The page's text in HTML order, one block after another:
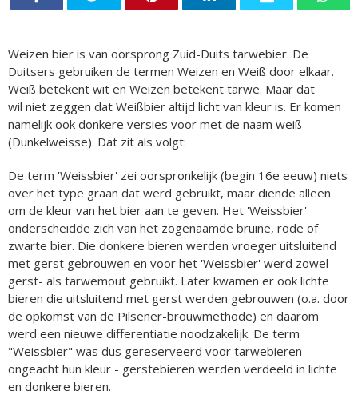
Weizen bier is van oorsprong Zuid-Duits tarwebier. De
Duitsers gebruiken de termen Weizen en Weiß door elkaar.
Weiß betekent wit en Weizen betekent tarwe. Maar dat
wil niet zeggen dat Weißbier altijd licht van kleur is. Er komen
namelijk ook donkere versies voor met de naam weiß
(Dunkelweisse). Dat zit als volgt:
De term 'Weissbier' zei oorspronkelijk (begin 16e eeuw) niets
over het type graan dat werd gebruikt, maar diende alleen
om de kleur van het bier aan te geven. Het 'Weissbier'
onderscheidde zich van het zogenaamde bruine, rode of
zwarte bier. Die donkere bieren werden vroeger uitsluitend
met gerst gebrouwen en voor het 'Weissbier' werd zowel
gerst- als tarwemout gebruikt. Later kwamen er ook lichte
bieren die uitsluitend met gerst werden gebrouwen (o.a. door
de opkomst van de Pilsener-brouwmethode) en daarom
werd een nieuwe differentiatie noodzakelijk. De term
"Weissbier" was dus gereserveerd voor tarwebieren -
ongeacht hun kleur - gerstebieren werden verdeeld in lichte
en donkere bieren.